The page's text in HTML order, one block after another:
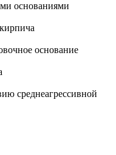
основаниями
основание
среднеагрессивной